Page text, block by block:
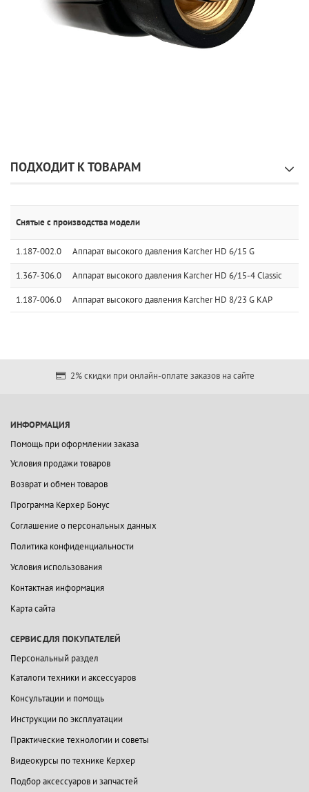
ПОДХОДИТ К ТОВАРАМ
Снятые с производства модели
1.187-002.0 Аппарат высокого давления Karcher HD 6/15 G
1.367-306.0 Аппарат высокого давления Karcher HD 6/15-4 Classic
1.187-006.0 Аппарат высокого давления Karcher HD 8/23 G KAP
2% скидки при онлайн-оплате заказов на сайте
ИНФОРМАЦИЯ
Помощь при оформлении заказа
Условия продажи товаров
Возврат и обмен товаров
Программа Керхер Бонус
Соглашение о персональных данных
Политика конфиденциальности
Условия использования
Контактная информация
Карта сайта
СЕРВИС ДЛЯ ПОКУПАТЕЛЕЙ
Персональный раздел
Каталоги техники и аксессуаров
Консультации и помощь
Инструкции по эксплуатации
Практические технологии и советы
Видеокурсы по технике Керхер
Подбор аксессуаров и запчастей